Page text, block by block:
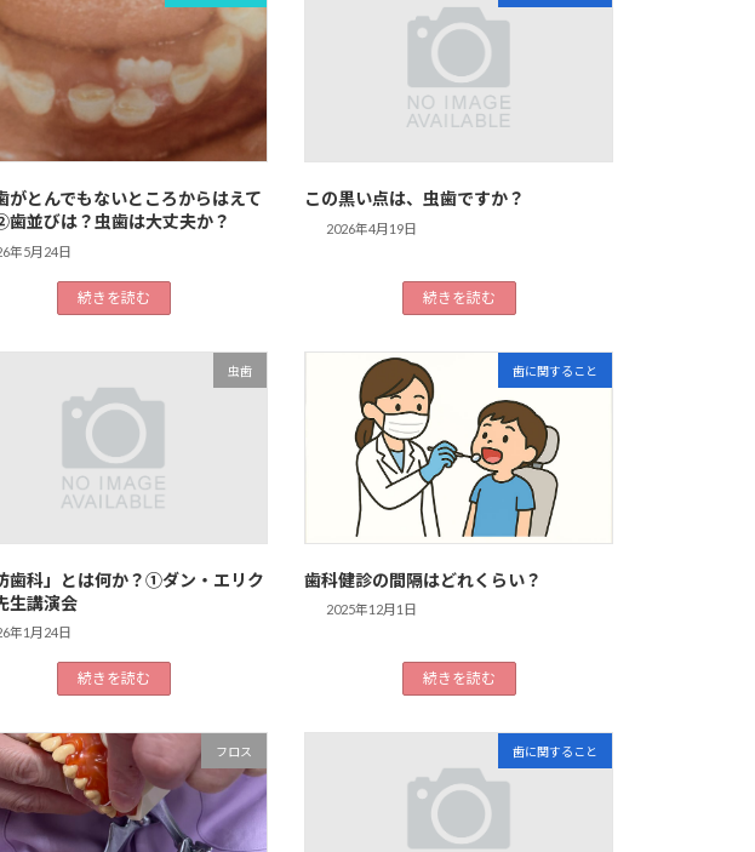
がとんでもないところからはえて
並びは？虫歯は大丈夫か？
年5月24日
続きを読む
この黒い点は、虫歯ですか？
2026年4月19日
続きを読む
虫歯
歯科」とは何か？①ダン・エリク
生講演会
年1月24日
続きを読む
歯に関すること
歯科健診の間隔はどれくらい？
2025年12月1日
続きを読む
フロス 歯に関すること